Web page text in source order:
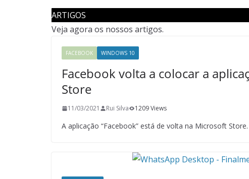
ARTIGOS
Veja agora os nossos artigos.
FACEBOOK WINDOWS 10
Facebook volta a colocar a
Store
11/03/2021 Rui Silva 1209 Views
A aplicação “Facebook” está de volta na Microsoft